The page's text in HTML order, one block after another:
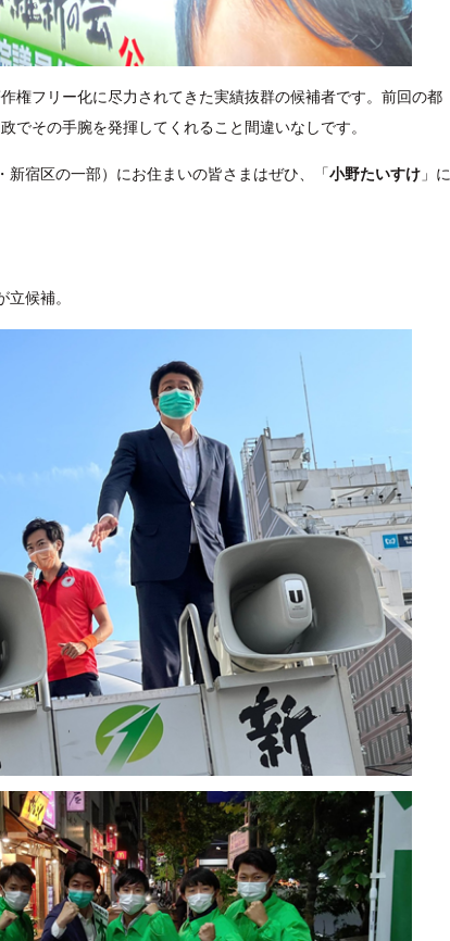
権フリー化に尽力されてきた実績抜群の候補者です。前回の都
でその手腕を発揮してくれること間違いなしです。
新宿区の一部）にお住まいの皆さまはぜひ、「小野たいすけ 」に
立候補。